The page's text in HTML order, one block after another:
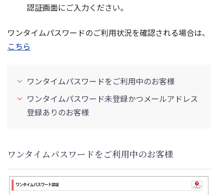
認証画面にご入力ください。
ワンタイムパスワードのご利用状況を確認される場合は、
こちら
ワンタイムパスワードをご利用中のお客様
ワンタイムパスワード未登録かつメールアドレス
登録ありのお客様
ワンタイムパスワードをご利用中のお客様